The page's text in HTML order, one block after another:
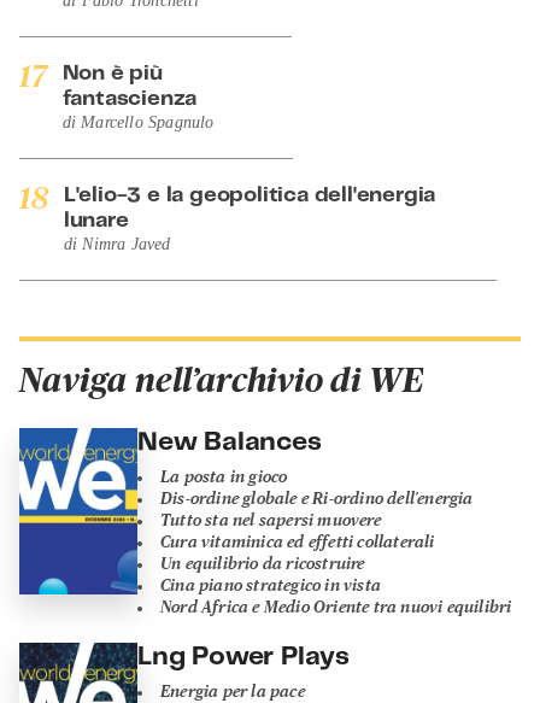
17
Non è più
fantascienza
di Marcello Spagnulo
18
L'elio-3 e la geopolitica dell'energia
lunare
di Nimra Javed
Naviga nell’archivio di WE
New Balances
La posta in gioco
Dis-ordine globale e Ri-ordino dell'energia
Tutto sta nel sapersi muovere
Cura vitaminica ed effetti collaterali
Un equilibrio da ricostruire
Cina piano strategico in vista
Nord Africa e Medio Oriente tra nuovi equilibri
Lng Power Plays
Energia per la pace